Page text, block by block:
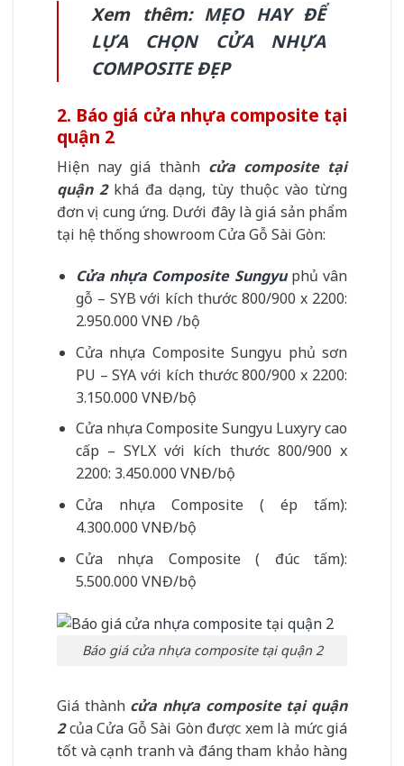
Xem thêm: MẸO HAY ĐỂ
LỰA CHỌN CỬA NHỰA
COMPOSITE ĐẸP
2. Báo giá cửa nhựa composite tại
quận 2
Hiện nay giá thành cửa composite tại
quận 2khá đa dạng, tùy thuộc vào từng
đơn vị cung ứng. Dưới đây là giá sản phẩm
tại hệ thống showroom Cửa Gỗ Sài Gòn:
Cửa nhựa Composite Sungyuphủ vân
gỗ – SYB với kích thước 800/900 x 2200:
2.950.000 VNĐ /bộ
Cửa nhựa Composite Sungyu phủ sơn
PU – SYA với kích thước 800/900 x 2200:
3.150.000 VNĐ/bộ
Cửa nhựa Composite Sungyu Luxyry cao
cấp – SYLX với kích thước 800/900 x
2200: 3.450.000 VNĐ/bộ
Cửa nhựa Composite ( ép tấm):
4.300.000 VNĐ/bộ
Cửa nhựa Composite ( đúc tấm):
5.500.000 VNĐ/bộ
Báo giá cửa nhựa composite tại quận 2
Giá thành cửa nhựa composite tại quận
2của Cửa Gỗ Sài Gòn được xem là mức giá
tốt và cạnh tranh và đáng tham khảo hàng